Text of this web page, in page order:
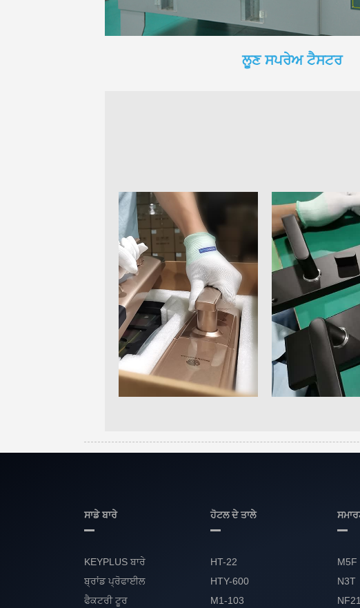
ਲੂਣ ਸਪਰੇਅ ਟੈਸਟਰ
ਸਾਡੇ ਬਾਰੇ
KEYPLUS ਬਾਰੇ
ਬ੍ਰਾਂਡ ਪ੍ਰੋਫਾਈਲ
ਫੈਕਟਰੀ ਟੂਰ
ਹੋਟਲ ਦੇ ਤਾਲੇ
HT-22
HTY-600
M1-103
M5F
N3T